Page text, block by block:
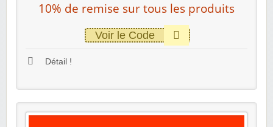
10% de remise sur tous les produits
Voir le Code
Détail !